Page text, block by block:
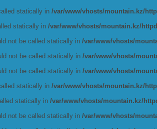
statically in /var/www/vhosts/mountain.kz/
statically in /var/www/vhosts/mountain.kz/
not be called statically in /var/www/vhosts/
not be called statically in /var/www/vhosts/
not be called statically in /var/www/vhosts/
statically in /var/www/vhosts/mountain.kz/
statically in /var/www/vhosts/mountain.kz/
not be called statically in /var/www/vhosts/